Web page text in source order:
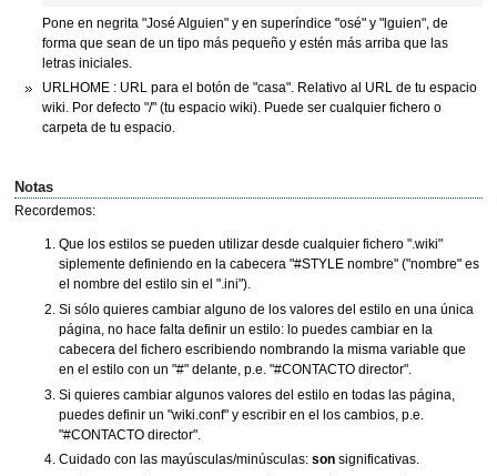
Pone en negrita "José Alguien" y en superíndice "osé" y "lguien", de
forma que sean de un tipo más pequeño y estén más arriba que las
letras iniciales.
URLHOME : URL para el botón de "casa". Relativo al URL de tu espacio
wiki. Por defecto "/" (tu espacio wiki). Puede ser cualquier fichero o
carpeta de tu espacio.
Notas
Recordemos:
Que los estilos se pueden utilizar desde cualquier fichero ".wiki"
siplemente definiendo en la cabecera "#STYLE nombre" ("nombre" es
el nombre del estilo sin el ".ini").
Si sólo quieres cambiar alguno de los valores del estilo en una única
página, no hace falta definir un estilo: lo puedes cambiar en la
cabecera del fichero escribiendo nombrando la misma variable que
en el estilo con un "#" delante, p.e. "#CONTACTO director".
Si quieres cambiar algunos valores del estilo en todas las página,
puedes definir un "wiki.conf" y escribir en el los cambios, p.e.
"#CONTACTO director".
Cuidado con las mayúsculas/minúsculas: sonsignificativas.